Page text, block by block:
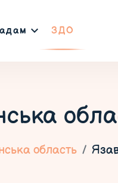
ЗДО
область